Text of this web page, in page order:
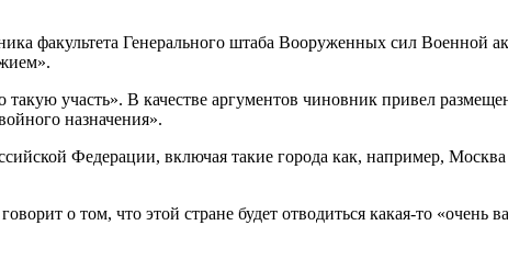
факультета Генерального штаба Вооруженных сил Военной
участь». В качестве аргументов чиновник привел
назначения».
Федерации, включая такие города как, например,
о том, что этой стране будет отводиться какая-то «очень